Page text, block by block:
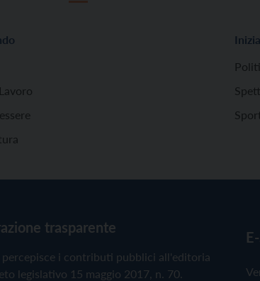
trasparente
percepisce i contributi pubblici all'editoria
legislativo 15 maggio 2017, n. 70.